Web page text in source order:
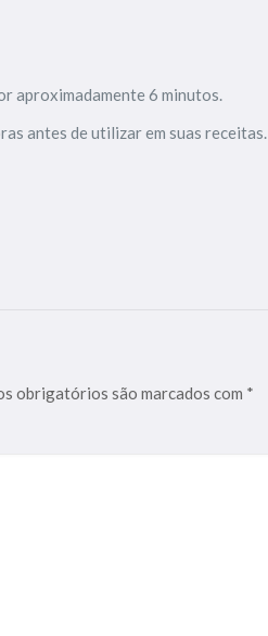
aproximadamente 6 minutos.
antes de utilizar em suas receitas.
obrigatórios são marcados com *